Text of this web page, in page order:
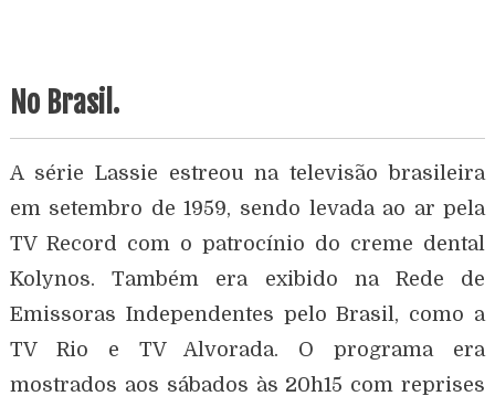
No Brasil.
A série Lassie estreou na televisão brasileira
em setembro de 1959, sendo levada ao ar pela
TV Record com o patrocínio do creme dental
Kolynos. Também era exibido na Rede de
Emissoras Independentes pelo Brasil, como a
TV Rio e TV Alvorada. O programa era
mostrados aos sábados às 20h15 com reprises